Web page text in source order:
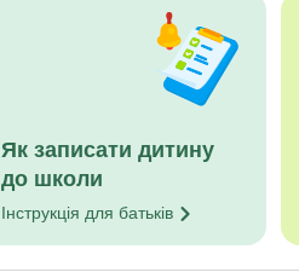
Як записати дитину
до школи
Інструкція длябатьків